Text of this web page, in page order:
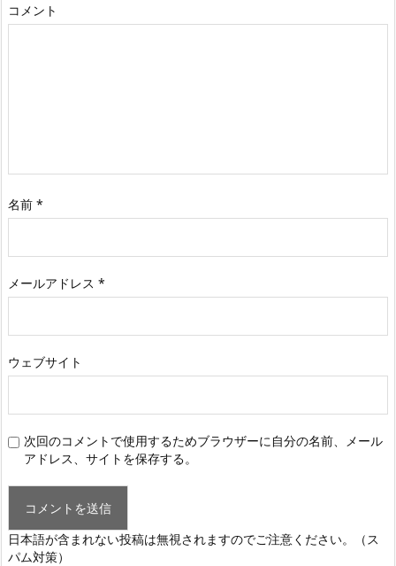
コメント
名前 *
メールアドレス *
ウェブサイト
次回のコメントで使用するためブラウザーに自分の名前、メール
アドレス、サイトを保存する。
日本語が含まれない投稿は無視されますのでご注意ください。（ス
パム対策）